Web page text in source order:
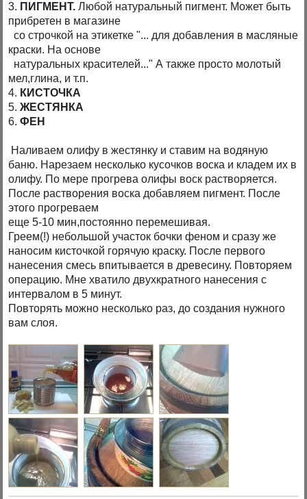
3. ПИГМЕНТ. Любой натуральный пигмент. Может быть
прибретен в магазине
со строчкой на этикетке "... для добавления в масляные
краски. На основе
натуральных красителей..." А также просто молотый
мел,глина, и т.п.
4. КИСТОЧКА
5.ЖЕСТЯНКА
6.ФЕН
Наливаем олифу в жестянку и ставим на водяную
баню. Нарезаем несколько кусочков воска и кладем их в
олифу. По мере прогрева олифы воск растворяется.
После растворения воска добавляем пигмент. После
этого прогреваем
еще 5-10 мин,постоянно перемешивая.
Греем(!) небольшой участок бочки феном и сразу же
наносим кисточкой горячую краску. После первого
нанесения смесь впитывается в древесину. Повторяем
операцию. Мне хватило двухкратного нанесения с
интервалом в 5 минут.
Повторять можно несколько раз, до создания нужного
вам слоя.